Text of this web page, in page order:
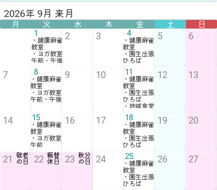
1
・健康麻雀
教室
・ヨガ教室
午前・午後
2 3 4
・健康麻雀
教室
・園生出張
ひろば
5 6
7 8
・健康麻雀
教室
・ヨガ教室
午前・午後
9 10 11
・健康麻雀
教室
・園生出張
ひろば
・地域食堂
12 13
14 15
・健康麻雀
教室
・ヨガ教室
午前
16 17 18
・健康麻雀
教室
・園生出張
ひろば
19 20
21
敬老
の日
22 振替
休日
23 秋分
の日
24 25
・健康麻雀
教室
・園生出張
ひろば
26 27
2026年 9月 来月
月 火 水 木 金 土 日